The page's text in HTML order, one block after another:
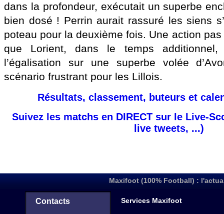
dans la profondeur, exécutait un superbe
bien dosé ! Perrin aurait rassuré les siens
poteau pour la deuxième fois. Une action
que Lorient, dans le temps additionnel,
l’égalisation sur une superbe volée
scénario frustrant pour les Lillois.
Résultats, classement, buteurs et
Suivez les matchs en DIRECT sur le Live-
live tweets, ...)
Maxifoot (100% Football) :
Contacts Services Maxifoot